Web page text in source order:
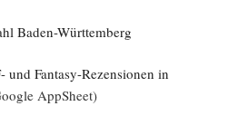
Baden-Württemberg
und Fantasy-Rezensionen in
AppSheet)